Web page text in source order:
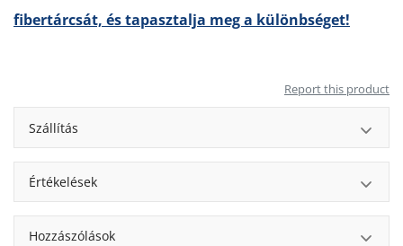
fibertárcsát, és tapasztalja meg a különbséget!
Report this product
Szállítás
Értékelések
Hozzászólások